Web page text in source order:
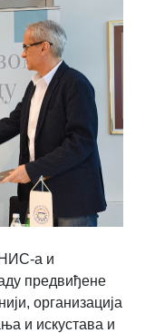
а и
предвиђене
организација
и искустава и